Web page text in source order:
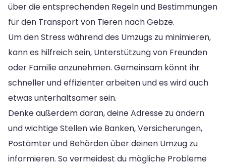
über die entsprechenden Regeln und Bestimmungen
für den Transport von Tieren nach Gebze.
Um den Stress während des Umzugs zu minimieren,
kann es hilfreich sein, Unterstützung von Freunden
oder Familie anzunehmen. Gemeinsam könnt ihr
schneller und effizienter arbeiten und es wird auch
etwas unterhaltsamer sein.
Denke außerdem daran, deine Adresse zu ändern
und wichtige Stellen wie Banken, Versicherungen,
Postämter und Behörden über deinen Umzug zu
informieren. So vermeidest du mögliche Probleme